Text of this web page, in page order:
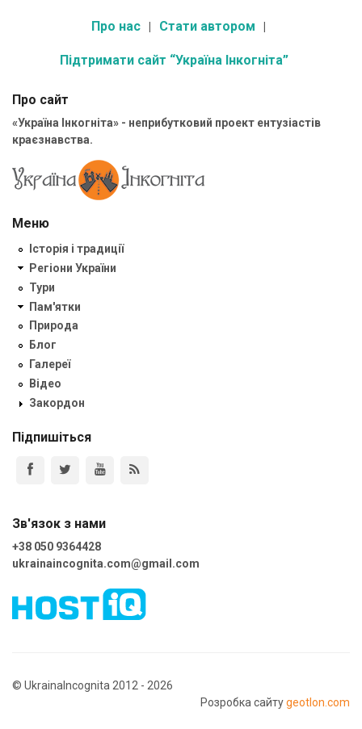
Про нас Стати автором
Підтримати сайт “Україна Інкогніта”
Про сайт
«Україна Інкогніта» - неприбутковий проект ентузіастів
краєзнавства.
Меню
Історія і традиції
Регіони України
Тури
Пам'ятки
Природа
Блог
Галереї
Відео
Закордон
Підпишіться
Зв'язок з нами
+38 050 9364428
ukrainaincognita.com@gmail.com
© UkrainaIncognita 2012 - 2026
Розробка сайтуgeotlon.com